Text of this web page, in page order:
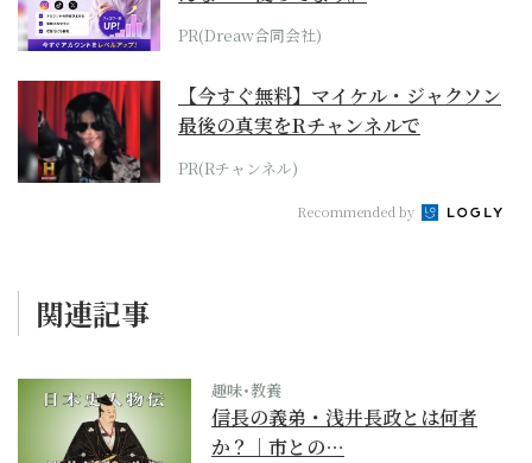
PR(Dreaw合同会社)
【今すぐ無料】マイケル・ジャクソン
最後の真実をRチャンネルで
PR(Rチャンネル)
Recommended by
関連記事
趣味･教養
信長の義弟・浅井長政とは何者
か？｜市との…